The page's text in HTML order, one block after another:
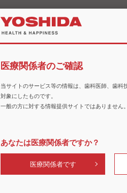
医療関係者のご確認
当サイトのサービス等の情報は、歯科医師、歯科
対象にしたものです。
一般の方に対する情報提供サイトではありません。
あなたは医療関係者ですか？
医療関係者です